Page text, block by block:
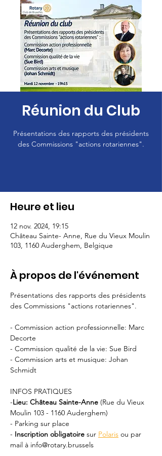
Réunion du Club
Présentations des rapports des présidents
des Commissions "actions rotariennes".
Heure et lieu
12 nov. 2024, 19:15
Château Sainte- Anne, Rue du Vieux Moulin
103, 1160 Auderghem, Belgique
À propos de l'événement
Présentations des rapports des présidents
des Commissions "actions rotariennes".
- Commission action professionnelle: Marc
Decorte
- Commission qualité de la vie: Sue Bird
- Commission arts et musique: Johan
Schmidt
INFOS PRATIQUES
-Lieu: Château Sainte-Anne (Rue du Vieux
Moulin 103 - 1160 Auderghem)
- Parking sur place
- Inscription obligatoire sur Polaris ou par
mail à info@rotary.brussels